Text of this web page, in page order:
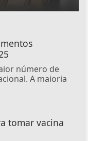
número de
A maioria
tomar vacina